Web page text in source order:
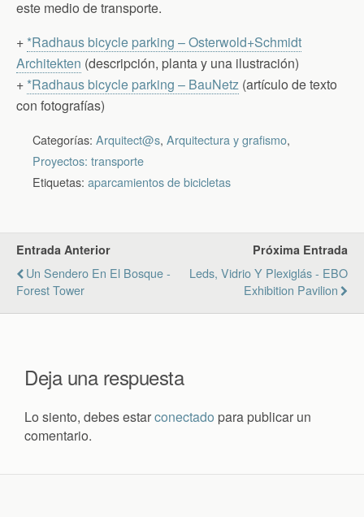
este medio de transporte.
+ *Radhaus bicycle parking – Osterwold+Schmidt
Architekten (descripción, planta y una ilustración)
+ *Radhaus bicycle parking – BauNetz (artículo de texto
con fotografías)
Categorías: Arquitect@s, Arquitectura y grafismo,
Proyectos: transporte
Etiquetas: aparcamientos de bicicletas
Entrada Anterior
Un Sendero En El Bosque -
Forest Tower
Próxima Entrada
Leds, Vidrio Y Plexiglás - EBO
Exhibition Pavilion
Deja una respuesta
Lo siento, debes estarconectado para publicar un
comentario.